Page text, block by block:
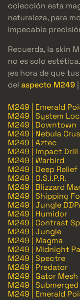
colección esta
naturaleza, para
impecable
Recuerda, la skin
no es solo
¡es hora de que
del aspecto M249
M249 | Emerald
M249 | System
M249 | Downtown
M249 | Nebula
M249 | Aztec
M249 | Impact Drill
M249 | Warbird
M249 | Deep Relief
M249 | O.S.I.P.R.
M249 | Blizzard
M249 | Shipping
M249 | Jungle
M249 | Humidor
M249 | Contrast
M249 | Jungle
M249 | Magma
M249 | Midnight
M249 | Spectre
M249 | Predator
M249 | Gator Mesh
M249 | Submerged
M249 | Emerald